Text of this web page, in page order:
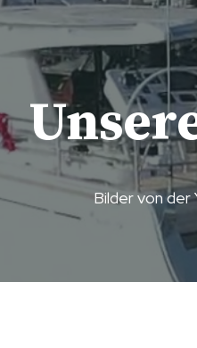
Bilder von der